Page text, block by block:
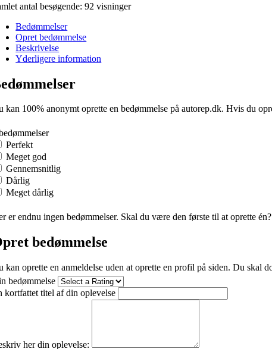
antal besøgende:92 visninger
Bedømmelser
Opret bedømmelse
Beskrivelse
Yderligere information
kan 100% anonymt oprette en bedømmelse på autorep.dk. Hvis du
Perfekt
Meget god
Gennemsnitlig
Dårlig
Meget dårlig
er endnu ingen bedømmelser. Skal du være den første til at oprette én?
bedømmelse
kan oprette en anmeldelse uden at oprette en profil på siden. Du
bedømmelse
kortfattet titel af din oplevelse
her din oplevelse: